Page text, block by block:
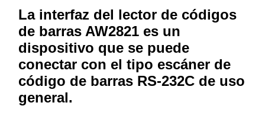
La interfaz del lector de códigos
de barras AW2821 es un
dispositivo que se puede
conectar con el tipo escáner de
código de barras RS-232C de uso
general.